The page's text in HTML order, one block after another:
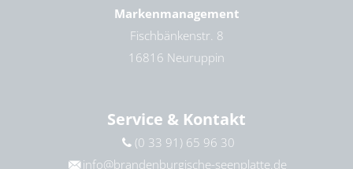
Markenmanagement
Fischbänkenstr. 8
16816 Neuruppin
Service & Kontakt
(0 33 91) 65 96 30
info@brandenburgische-seenplatte.de